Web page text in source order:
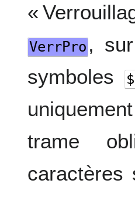
«
VerrPro ,
symboles
trame